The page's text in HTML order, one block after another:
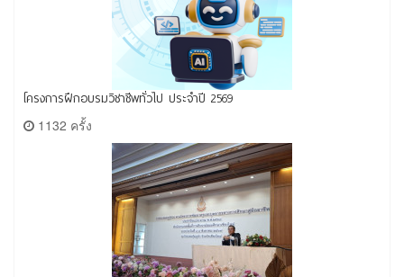
โครงการฝึกอบรมวิชาชีพทั่วไป ประจำปี 2569
1132 ครั้ง